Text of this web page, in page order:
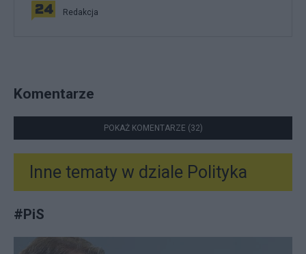
Redakcja
Komentarze
POKAŻ KOMENTARZE (32)
Inne tematy w dziale Polityka
#PiS